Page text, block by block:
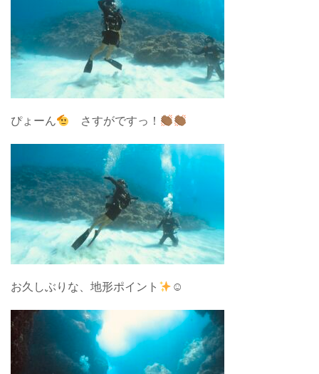
ぴょーん さすがですっ！
お久しぶりな、地形ポイント ☺︎